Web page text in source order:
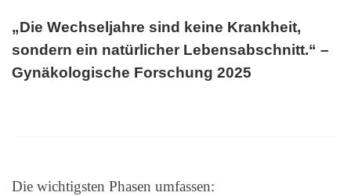
„Die Wechseljahre sind keine Krankheit,
sondern ein natürlicher Lebensabschnitt.“ –
Gynäkologische Forschung 2025
Die wichtigsten Phasen umfassen: